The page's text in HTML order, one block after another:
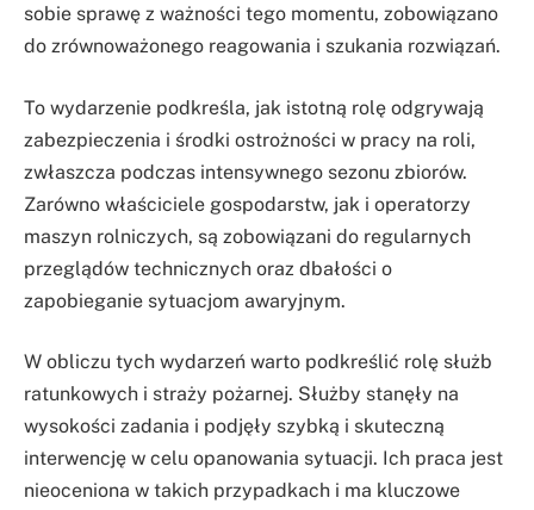
sobie sprawę z ważności tego momentu, zobowiązano
do zrównoważonego reagowania i szukania rozwiązań.
To wydarzenie podkreśla, jak istotną rolę odgrywają
zabezpieczenia i środki ostrożności w pracy na roli,
zwłaszcza podczas intensywnego sezonu zbiorów.
Zarówno właściciele gospodarstw, jak i operatorzy
maszyn rolniczych, są zobowiązani do regularnych
przeglądów technicznych oraz dbałości o
zapobieganie sytuacjom awaryjnym.
W obliczu tych wydarzeń warto podkreślić rolę służb
ratunkowych i straży pożarnej. Służby stanęły na
wysokości zadania i podjęły szybką i skuteczną
interwencję w celu opanowania sytuacji. Ich praca jest
nieoceniona w takich przypadkach i ma kluczowe